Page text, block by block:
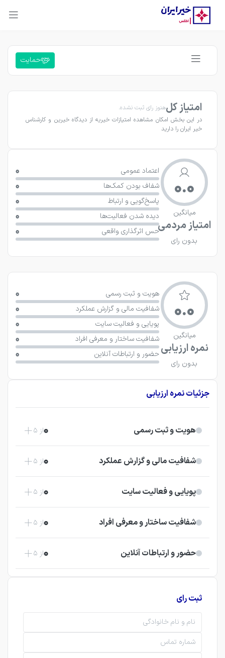
حمایت
امتیاز کلهنوز رای ثبت نشده.
در این بخش امکان مشاهده امتیازات خیریه از دیدگاه خیرین و کارشناس
خیر ایران را دارید
0.0
میانگین
امتیاز مردمی
بدون رای
اعتماد عمومی 0
شفاف بودن کمک‌ها 0
پاسخ‌گویی و ارتباط 0
دیده شدن فعالیت‌ها 0
حس اثرگذاری واقعی 0
0.0
میانگین
نمره ارزیابی
بدون رای
هویت و ثبت رسمی 0
شفافیت مالی و گزارش عملکرد 0
پویایی و فعالیت سایت 0
شفافیت ساختار و معرفی افراد 0
حضور و ارتباطات آنلاین 0
جزئیات نمره ارزیابی
هویت و ثبت رسمی 0از 5
شفافیت مالی و گزارش عملکرد 0از 5
پویایی و فعالیت سایت 0از 5
شفافیت ساختار و معرفی افراد 0از 5
حضور و ارتباطات آنلاین 0از 5
ثبت رای